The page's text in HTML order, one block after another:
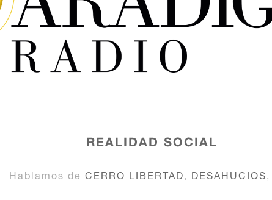
REALIDAD SOCIAL
Hablamos de CERRO LIBERTAD, DESAHUCIOS,